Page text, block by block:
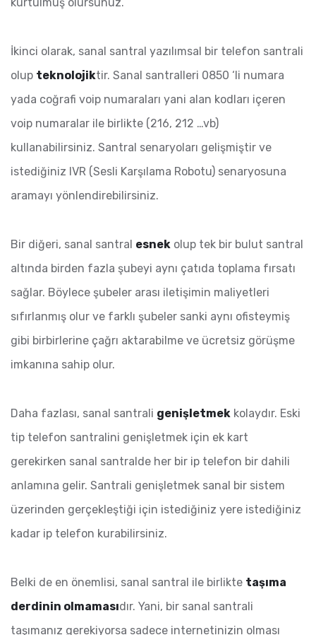
İkinci olarak, sanal santral yazılımsal bir telefon santrali
olup teknolojiktir. Sanal santralleri 0850 ‘li numara
yada coğrafi voip numaraları yani alan kodları içeren
voip numaralar ile birlikte (216, 212 …vb)
kullanabilirsiniz. Santral senaryoları gelişmiştir ve
istediğiniz IVR (Sesli Karşılama Robotu) senaryosuna
aramayı yönlendirebilirsiniz.
Bir diğeri, sanal santral esnek olup tek bir bulut santral
altında birden fazla şubeyi aynı çatıda toplama fırsatı
sağlar. Böylece şubeler arası iletişimin maliyetleri
sıfırlanmış olur ve farklı şubeler sanki aynı ofisteymiş
gibi birbirlerine çağrı aktarabilme ve ücretsiz görüşme
imkanına sahip olur.
Daha fazlası, sanal santrali genişletmek kolaydır. Eski
tip telefon santralini genişletmek için ek kart
gerekirken sanal santralde her bir ip telefon bir dahili
anlamına gelir. Santrali genişletmek sanal bir sistem
üzerinden gerçekleştiği için istediğiniz yere istediğiniz
kadar ip telefon kurabilirsiniz.
Belki de en önemlisi, sanal santral ile birlikte taşıma
derdinin olmamasıdır. Yani, bir sanal santrali
taşımanız gerekiyorsa sadece internetinizin olması